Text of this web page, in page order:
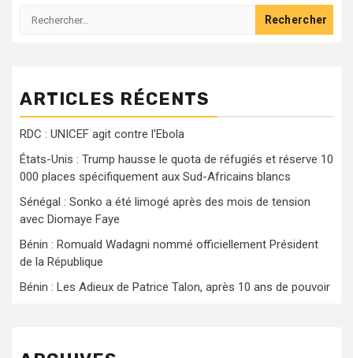
Rechercher :
ARTICLES RÉCENTS
RDC : UNICEF agit contre l’Ebola
États-Unis : Trump hausse le quota de réfugiés et réserve 10
000 places spécifiquement aux Sud-Africains blancs
Sénégal : Sonko a été limogé après des mois de tension
avec Diomaye Faye
Bénin : Romuald Wadagni nommé officiellement Président
de la République
Bénin : Les Adieux de Patrice Talon, après 10 ans de pouvoir